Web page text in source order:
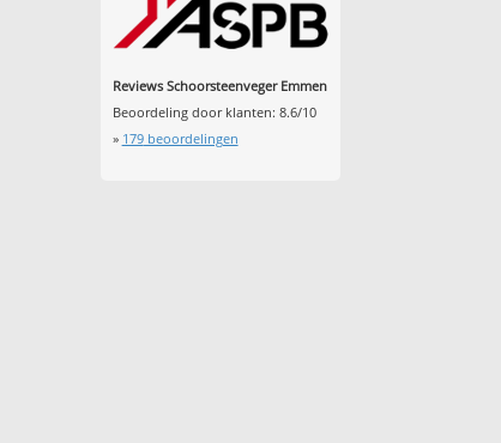
Reviews Schoorsteenveger Emmen
Beoordeling door klanten: 8.6/10
» 179beoordelingen